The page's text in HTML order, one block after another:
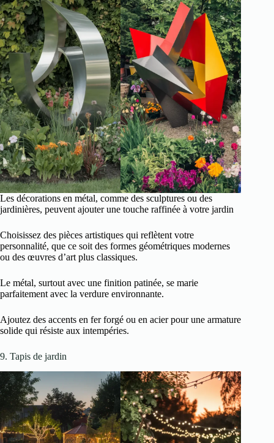
Les décorations en métal, comme des sculptures ou des
jardinières, peuvent ajouter une touche raffinée à votre jardin
Choisissez des pièces artistiques qui reflètent votre
personnalité, que ce soit des formes géométriques modernes
ou des œuvres d’art plus classiques.
Le métal, surtout avec une finition patinée, se marie
parfaitement avec la verdure environnante.
Ajoutez des accents en fer forgé ou en acier pour une armature
solide qui résiste aux intempéries.
9. Tapis de jardin